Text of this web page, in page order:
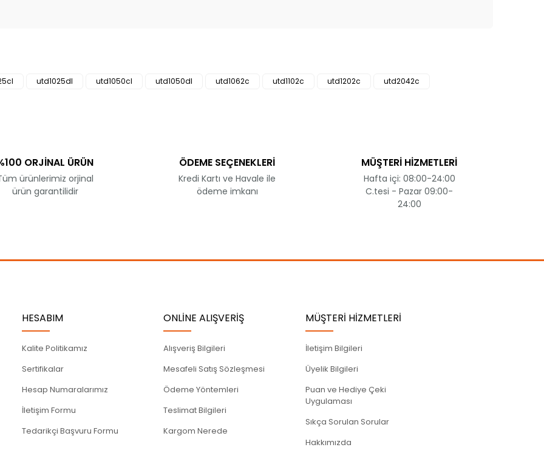
utd1025dl utd1050cl utd1050dl utd1062c utd1102c utd1202c utd2042c
ORJİNAL ÜRÜN
ürünlerimiz orjinal
ürün garantilidir
ÖDEME SEÇENEKLERİ
Kredi Kartı ve Havale ile
ödeme imkanı
MÜŞTERİ HİZMETLERİ
Hafta içi: 08:00-24:00
C.tesi - Pazar 09:00-
24:00
HESABIM
Kalite Politikamız
Sertifikalar
Hesap Numaralarımız
İletişim Formu
Tedarikçi Başvuru Formu
ONLİNE ALIŞVERİŞ
Alışveriş Bilgileri
Mesafeli Satış Sözleşmesi
Ödeme Yöntemleri
Teslimat Bilgileri
Kargom Nerede
MÜŞTERİ HİZMETLERİ
İletişim Bilgileri
Üyelik Bilgileri
Puan ve Hediye Çeki
Uygulaması
Sıkça Sorulan Sorular
Hakkımızda